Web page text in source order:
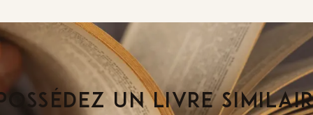
UN LIVRE